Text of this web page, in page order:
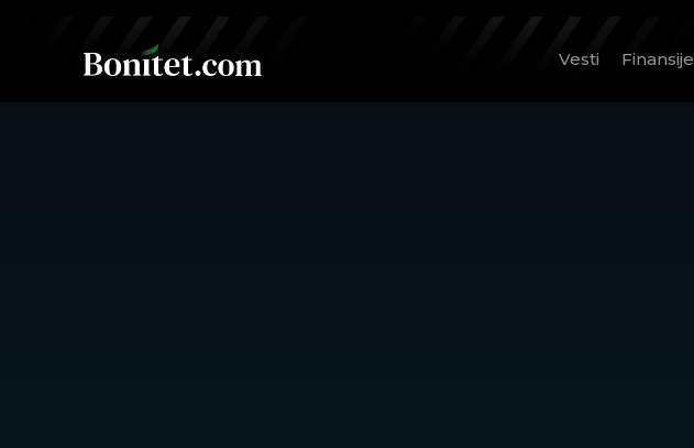
Vesti Finansije